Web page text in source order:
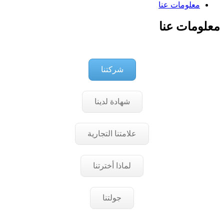
معلومات عنا
معلومات عنا
شركتنا
شهادة لدينا
علامتنا التجارية
لماذا أخترتنا
جولتنا